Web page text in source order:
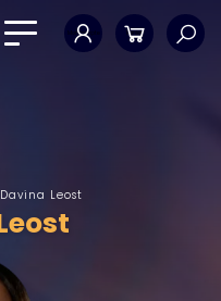
Mon compte Panier
Davina Leost